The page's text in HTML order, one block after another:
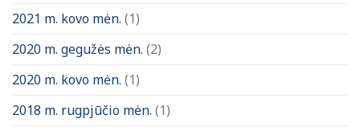
2021 m. kovo mėn. (1)
2020 m. gegužės mėn. (2)
2020 m. kovo mėn. (1)
2018 m. rugpjūčio mėn. (1)